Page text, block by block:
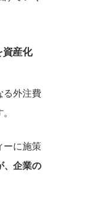
資産化
る外注費
ーに施策
、企業の